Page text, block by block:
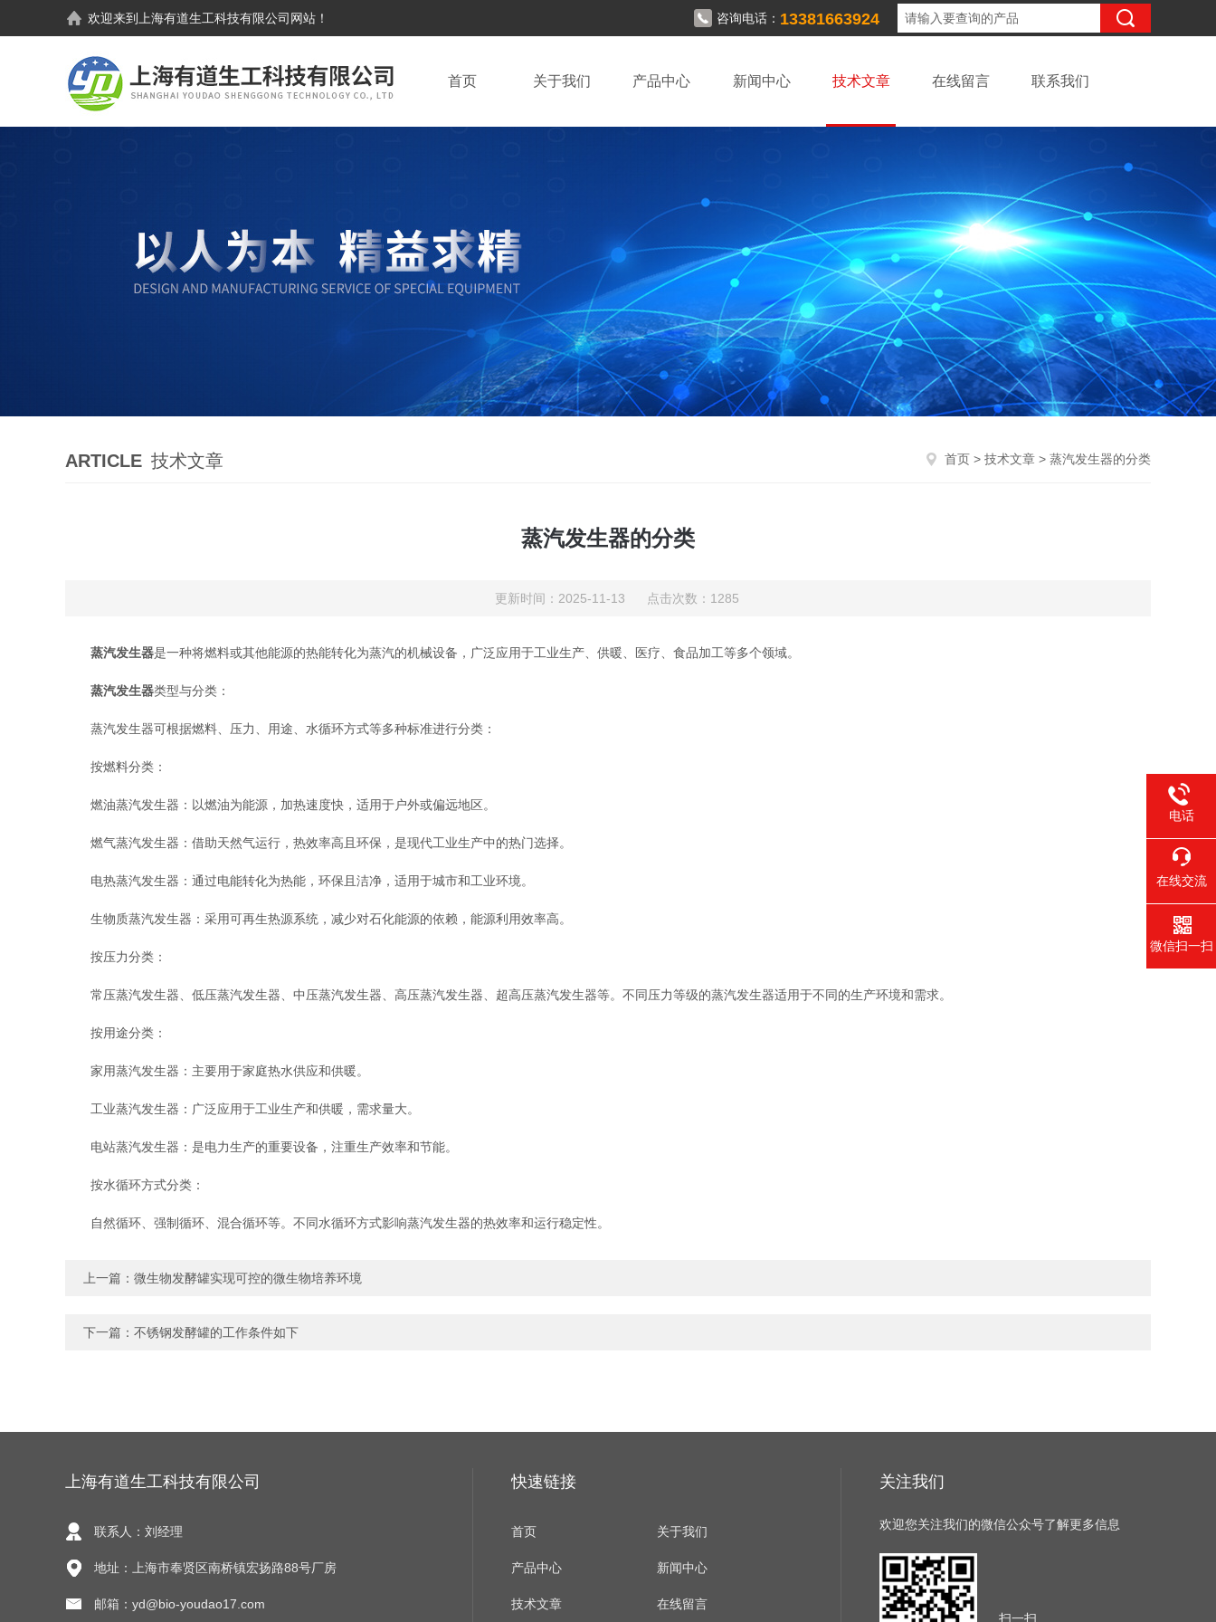
欢迎来到 上海有道生工科技有限公司 网站！ 咨询电话： 13381663924
首页 关于我们 产品中心 新闻中心 技术文章 在线留言 联系我们
ARTICLE 技术文章 首页 > 技术文章 > 蒸汽发生器的分类
蒸汽发生器的分类
更新时间：2025-11-13 点击次数：1285
蒸汽发生器是一种将燃料或其他能源的热能转化为蒸汽的机械设备，广泛应用于工业生产、供暖、医疗、食品加工等多个领域。
蒸汽发生器类型与分类：
蒸汽发生器可根据燃料、压力、用途、水循环方式等多种标准进行分类：
按燃料分类：
燃油蒸汽发生器：以燃油为能源，加热速度快，适用于户外或偏远地区。
燃气蒸汽发生器：借助天然气运行，热效率高且环保，是现代工业生产中的热门选择。
电热蒸汽发生器：通过电能转化为热能，环保且洁净，适用于城市和工业环境。
生物质蒸汽发生器：采用可再生热源系统，减少对石化能源的依赖，能源利用效率高。
按压力分类：
常压蒸汽发生器、低压蒸汽发生器、中压蒸汽发生器、高压蒸汽发生器、超高压蒸汽发生器等。不同压力等级的蒸汽发生器适用于不同的生产环境和需求。
按用途分类：
家用蒸汽发生器：主要用于家庭热水供应和供暖。
工业蒸汽发生器：广泛应用于工业生产和供暖，需求量大。
电站蒸汽发生器：是电力生产的重要设备，注重生产效率和节能。
按水循环方式分类：
自然循环、强制循环、混合循环等。不同水循环方式影响蒸汽发生器的热效率和运行稳定性。
上一篇： 微生物发酵罐实现可控的微生物培养环境
下一篇： 不锈钢发酵罐的工作条件如下
上海有道生工科技有限公司
联系人：刘经理
地址：上海市奉贤区南桥镇宏扬路88号厂房
邮箱：yd@bio-youdao17.com
快速链接
首页 关于我们
产品中心 新闻中心
技术文章 在线留言
关注我们
欢迎您关注我们的微信公众号了解更多信息
扫一扫
电话
在线交流
微信扫一扫